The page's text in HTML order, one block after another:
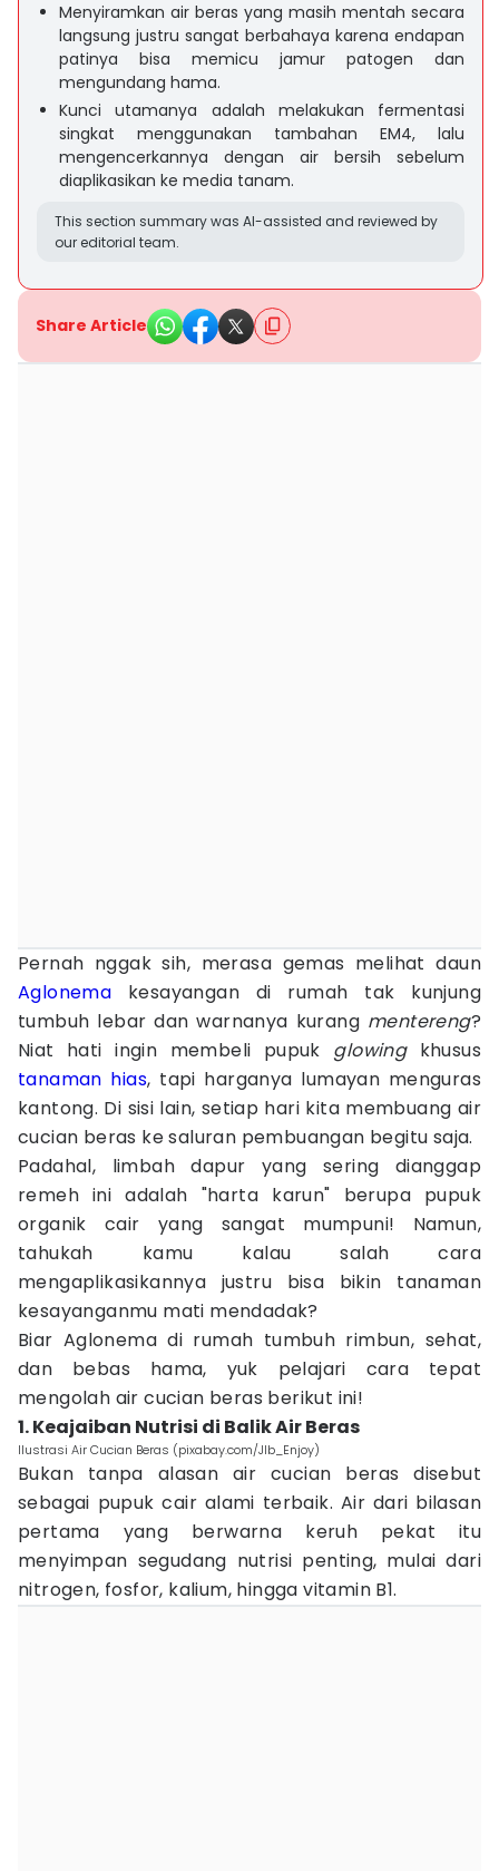
Menyiramkan air beras yang masih mentah secara
langsung justru sangat berbahaya karena endapan
patinya bisa memicu jamur patogen dan
mengundang hama.
Kunci utamanya adalah melakukan fermentasi
singkat menggunakan tambahan EM4, lalu
mengencerkannya dengan air bersih sebelum
diaplikasikan ke media tanam.
This section summary was AI-assisted and reviewed by
our editorial team.
Share Article
Pernah nggak sih, merasa gemas melihat daun
Aglonema kesayangan di rumah tak kunjung
tumbuh lebar dan warnanya kurang mentereng?
Niat hati ingin membeli pupuk glowingkhusus
tanaman hias, tapi harganya lumayan menguras
kantong. Di sisi lain, setiap hari kita membuang air
cucian beras ke saluran pembuangan begitu saja.
Padahal, limbah dapur yang sering dianggap
remeh ini adalah "harta karun" berupa pupuk
organik cair yang sangat mumpuni! Namun,
tahukah kamu kalau salah cara
mengaplikasikannya justru bisa bikin tanaman
kesayanganmu mati mendadak?
Biar Aglonema di rumah tumbuh rimbun, sehat,
dan bebas hama, yuk pelajari cara tepat
mengolah air cucian beras berikut ini!
1. Keajaiban Nutrisi di Balik Air Beras
Ilustrasi Air Cucian Beras (pixabay.com/JIb_Enjoy)
Bukan tanpa alasan air cucian beras disebut
sebagai pupuk cair alami terbaik. Air dari bilasan
pertama yang berwarna keruh pekat itu
menyimpan segudang nutrisi penting, mulai dari
nitrogen, fosfor, kalium, hingga vitamin B1.